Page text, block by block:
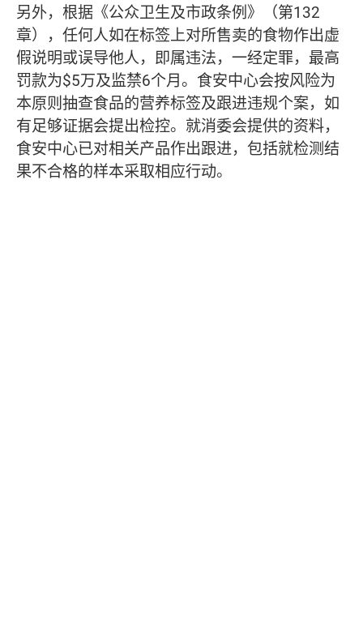
另外，根据《公众卫生及市政条例》（第132
章），任何人如在标签上对所售卖的食物作出虚
假说明或误导他人，即属违法，一经定罪，最高
罚款为$5万及监禁6个月。食安中心会按风险为
本原则抽查食品的营养标签及跟进违规个案，如
有足够证据会提出检控。就消委会提供的资料，
食安中心已对相关产品作出跟进，包括就检测结
果不合格的样本采取相应行动。